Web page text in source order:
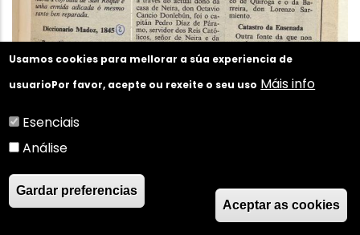
Usamos cookies para mellorar a súa experiencia de
usuarioPor favor, acepte ou rexeite o seu uso Máis info
Esenciais
Análise
Gardar preferencias
Aceptar as cookies